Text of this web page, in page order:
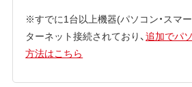
※すでに1台以上機器(パソコン・スマ
ターネット接続されており、追加でパ
方法はこちら